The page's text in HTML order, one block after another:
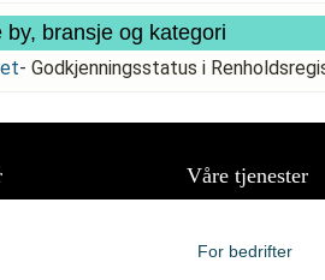
bransje og kategori
- Godkjenningsstatus i
Våre tjenester
For bedrifter